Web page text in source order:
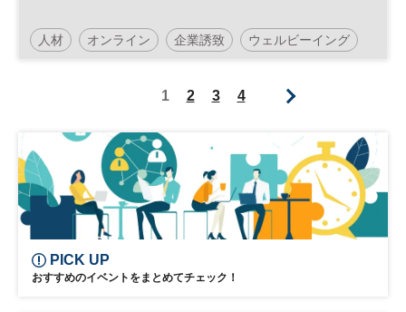
人材 オンライン 企業誘致 ウェルビーイング
1 2 3 4
PICK UP
おすすめのイベントをまとめてチェック！